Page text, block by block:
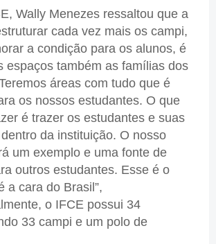
Wally Menezes ressaltou que a
cada vez mais os campi,
a condição para os alunos, é
espaços também as famílias dos
áreas com tudo que é
os nossos estudantes. O que
é trazer os estudantes e suas
da instituição. O nosso
um exemplo e uma fonte de
outros estudantes. Esse é o
a cara do Brasil”,
o IFCE possui 34
33 campi e um polo de